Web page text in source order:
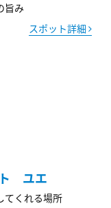
旨み
スポット詳細
ユエ
てくれる場所